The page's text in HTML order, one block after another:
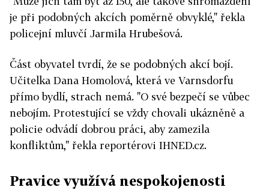
je při podobných akcích poměrně obvyklé," řekla
policejní mluvčí Jarmila Hrubešová.
Část obyvatel tvrdí, že se podobných akcí bojí.
Učitelka Dana Homolová, která ve Varnsdorfu
přímo bydlí, strach nemá. "O své bezpečí se vůbec
nebojím. Protestující se vždy chovali ukázněně a
policie odvádí dobrou práci, aby zamezila
konfliktům," řekla reportérovi IHNED.cz.
Pravice využívá nespokojenosti